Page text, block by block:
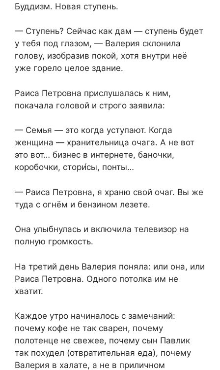
Буддизм. Новая ступень.
— Ступень? Сейчас как дам — ступень будет
у тебя под глазом, — Валерия склонила
голову, изобразив покой, хотя внутри неё
уже горело целое здание.
Раиса Петровна прислушалась к ним,
покачала головой и строго заявила:
— Семья — это когда уступают. Когда
женщина — хранительница очага. А не вот
это вот… бизнес в интернете, баночки,
коробочки, стори́сы, понты…
— Раиса Петровна, я храню свой очаг. Вы же
туда с огнём и бензином лезете.
Она улыбнулась и включила телевизор на
полную громкость.
На третий день Валерия поняла: или она, или
Раиса Петровна. Одного потолка им не
хватит.
Каждое утро начиналось с замечаний:
почему кофе не так сварен, почему
полотенце не свежее, почему сын Павлик
так похудел (отвратительная еда), почему
Валерия в халате, а не в приличном